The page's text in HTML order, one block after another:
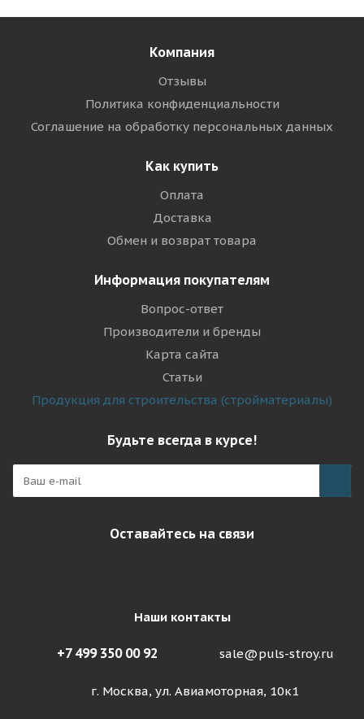
Компания
Отзывы
Политика конфиденциальности
Соглашение на обработку персональных данных
Как купить
Оплата
Доставка
Обмен и возврат товара
Информация покупателям
Вопрос-ответ
Производители и бренды
Карта сайта
Статьи
Продукция для строительства (стройматериалы)
Будьте всегда в курсе!
Оставайтесь на связи
Наши контакты
+7 499 350 00 92 sale@puls-stroy.ru
г. Москва, ул. Авиамоторная, 10к1